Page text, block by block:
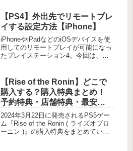
を比較）を紹介しています。どこで購
入するか迷っている方は参考にして...
【PS4】外出先でリモートプレ
イする設定方法【iPhone】
iPhoneやiPadなどのiOSデバイスを使
用してのリモートプレイが可能になっ
たプレイステーション4。今回は、外
トプレイする設定方法準備・ご家庭の
PS4本体がインターネッ...
【Rise of the Ronin】どこで
購入する？購入特典まとめ！
予約特典・店舗特典・最安値
価格はどこ？ライズオブロー
ニン
2024年3月22日に発売されるPS5ゲー
ム『Rise of the Ronin ( ライズオブロ
ーニン )』の購入特典をまとめていま